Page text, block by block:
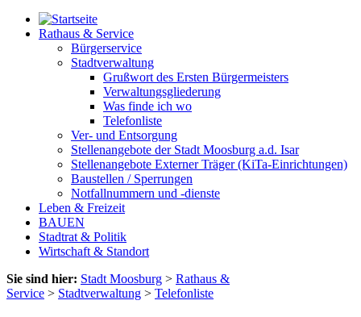
Rathaus & Service
Bürgerservice
Stadtverwaltung
Grußwort des Ersten Bürgermeisters
Verwaltungsgliederung
Was finde ich wo
Telefonliste
Ver- und Entsorgung
Stellenangebote der Stadt Moosburg a.d. Isar
Stellenangebote Externer Träger (KiTa-Einrichtungen)
Baustellen / Sperrungen
Notfallnummern und -dienste
Leben & Freizeit
BAUEN
Stadtrat & Politik
Wirtschaft & Standort
Sie sind hier: Stadt Moosburg > Rathaus &
Service > Stadtverwaltung > Telefonliste